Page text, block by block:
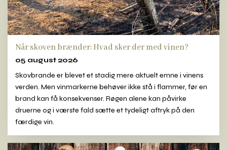
Når skoven brænder: Hvad sker der med vinen?
05 august 2026
Skovbrande er blevet et stadig mere aktuelt emne i vinens
verden. Men vinmarkerne behøver ikke stå i flammer, før en
brand kan få konsekvenser. Røgen alene kan påvirke
druerne og i værste fald sætte et tydeligt aftryk på den
færdige vin.